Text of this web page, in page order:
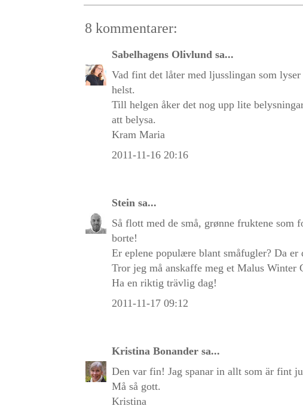
8 kommentarer:
Sabelhagens Olivlund sa...
Vad fint det låter med ljusslingan som
helst.
Till helgen åker det nog upp lite
att belysa.
Kram Maria
2011-11-16 20:16
Stein sa...
Så flott med de små, grønne fruktene som
borte!
Er eplene populære blant småfugler? Da er
Tror jeg må anskaffe meg et Malus Winter
Ha en riktig trävlig dag!
2011-11-17 09:12
Kristina Bonander sa...
Den var fin! Jag spanar in allt som är fint
Må så gott.
Kristina